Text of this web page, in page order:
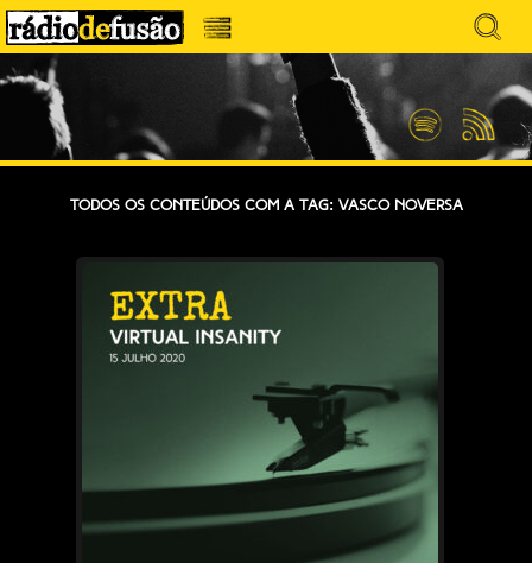
Avançar
para
conteúdo
Menu
Search
for:
RÁDIO DEFUSÃO
MÚSICA SEM PRECONCEITOS. CONVERSA
SEM PRETENSÕES.
Spotify Feed
RSS
Todos os conteúdos com a tag: Vasco Noversa